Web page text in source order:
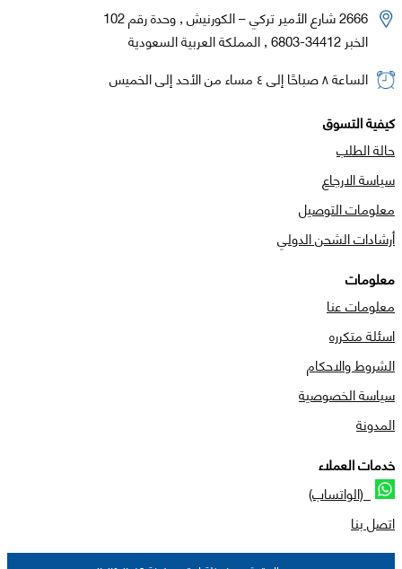
2666 شارع الأمير تركي – الكورنيش , وحدة رقم 102
الخبر 34412-6803 , المملكة العربية السعودية
الساعة ٨ صباحًا إلى ٤ مساء من الأحد إلى الخميس
كيفية التسوق
حالة الطلب
سياسة الارجاع
معلومات التوصيل
أرشادات الشحن الدولي
معلومات
معلومات عنا
اسئلة متكرره
الشروط والاحكام
سياسة الخصوصية
المدونة
خدمات العملاء
(الواتساب)
اتصل بنا